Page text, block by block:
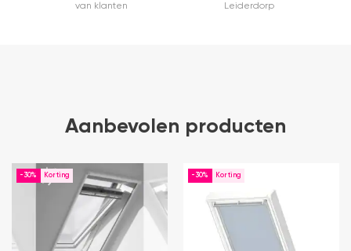
van klanten
Leiderdorp
Aanbevolen producten
-30% -30%